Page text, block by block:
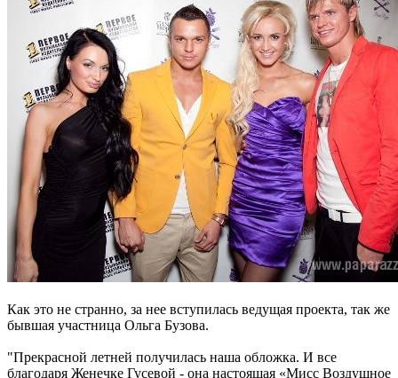
Как это не странно, за нее вступилась ведущая проекта, так же
бывшая участница Ольга Бузова.
"Прекрасной летней получилась наша обложка. И все
благодаря Женечке Гусевой - она настоящая «Мисс Воздушное